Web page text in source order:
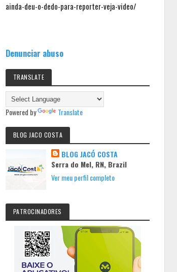
ainda-deu-o-dedo-para-reporter-veja-video/
Denunciar abuso
TRANSLATE
Powered by Translate
BLOG JACO COSTA
BLOG JACÓ COSTA
Serra do Mel, RN, Brazil
Ver meu perfil completo
PATROCINADORES